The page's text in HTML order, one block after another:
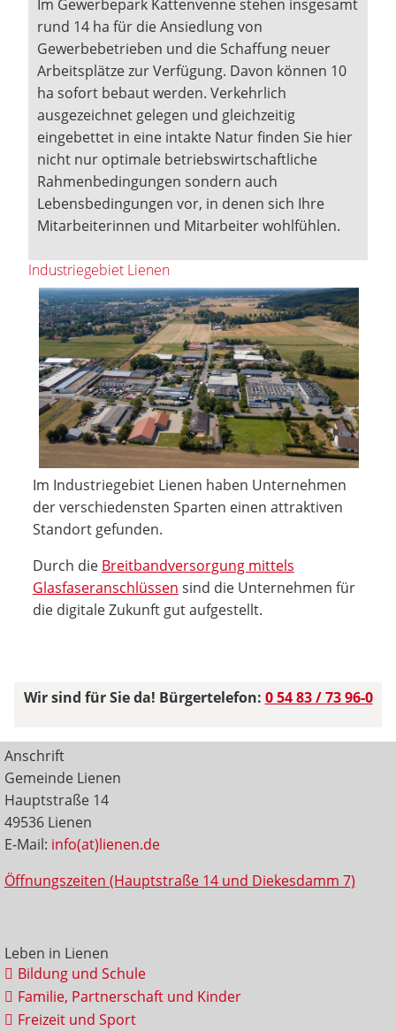
Im Gewerbepark Kattenvenne stehen insgesamt
rund 14 ha für die Ansiedlung von
Gewerbebetrieben und die Schaffung neuer
Arbeitsplätze zur Verfügung. Davon können 10
ha sofort bebaut werden. Verkehrlich
ausgezeichnet gelegen und gleichzeitig
eingebettet in eine intakte Natur finden Sie hier
nicht nur optimale betriebswirtschaftliche
Rahmenbedingungen sondern auch
Lebensbedingungen vor, in denen sich Ihre
Mitarbeiterinnen und Mitarbeiter wohlfühlen.
Industriegebiet Lienen
Im Industriegebiet Lienen haben Unternehmen
der verschiedensten Sparten einen attraktiven
Standort gefunden.
Durch die Breitbandversorgung mittels
Glasfaseranschlüssen sind die Unternehmen für
die digitale Zukunft gut aufgestellt.
Wir sind für Sie da! Bürgertelefon: 0 54 83 / 73 96-0
Anschrift
Gemeinde Lienen
Hauptstraße 14
49536 Lienen
E-Mail: info(at)lienen.de
Öffnungszeiten (Hauptstraße 14 und Diekesdamm 7)
Leben in Lienen
Bildung und Schule
Familie, Partnerschaft und Kinder
Freizeit und Sport